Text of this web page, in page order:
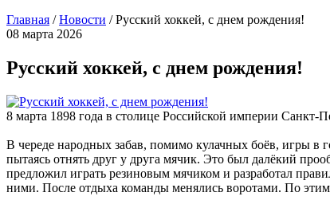
Главная /Новости /Русский хоккей, с днем рождения!
08 марта 2026
Русский хоккей, с днем рождения!
8 марта 1898 года в столице Российской империи Санкт-
В череде народных забав, помимо кулачных боёв, игры в
пытаясь отнять друг у друга мячик. Это был далёкий
предложил играть резиновым мячиком и разработал
ними. После отдыха команды менялись воротами. По